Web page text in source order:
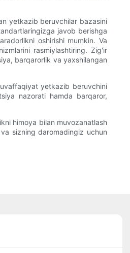
yetkazib beruvchilar bazasini
javob berishga
oshirishi mumkin. Va
rasmiylashtiring. Zig'ir
barqarorlik va yaxshilangan
yetkazib beruvchini
nazorati hamda barqaror,
himoya bilan muvozanatlash
sizning daromadingiz uchun